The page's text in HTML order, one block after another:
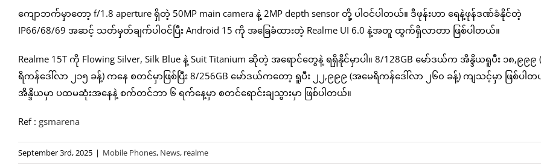
ကျောဘက်မှာတော့ f/1.8 aperture ရှိတဲ့ 50MP main camera နဲ့ 2MP depth sensor တို့ ပါဝင်ပါတယ်။ ဒီဖုန်းဟာ ရေနဲ့ဖုန်ဒဏ်ခံနိုင်တဲ့
IP66/68/69 အဆင့် သတ်မှတ်ချက်ပါဝင်ပြီး Android 15 ကို အခြေခံထားတဲ့ Realme UI 6.0 နဲ့အတူ ထွက်ရှိလာတာ ဖြစ်ပါတယ်။
Realme 15T ကို Flowing Silver, Silk Blue နဲ့ Suit Titanium ဆိုတဲ့ အရောင်တွေနဲ့ ရရှိနိုင်မှာပါ။ 8/128GB မော်ဒယ်က အိန္ဒိယရူပီး ၁၈,၉၉
ရိကန်ဒေါ်လာ ၂၁၅ ခန့်) ကနေ စတင်မှာဖြစ်ပြီး 8/256GB မော်ဒယ်ကတော့ ရူပီး ၂၂,၉၉၉ (အမေရိကန်ဒေါ်လာ ၂၆၀ ခန့်) ကျသင့်မှာ ဖြစ်ပါ
အိန္ဒိယမှာ ပထမဆုံးအနေနဲ့ စက်တင်ဘာ ၆ ရက်နေ့မှာ စတင်ရောင်းချသွားမှာ ဖြစ်ပါတယ်။
Ref : gsmarena
September 3rd, 2025 | Mobile Phones, News, realme